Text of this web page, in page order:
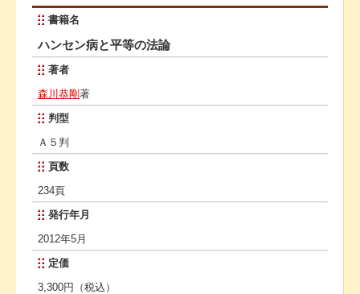
書籍名
ハンセン病と平等の法論
著者
森川恭剛著
判型
Ａ５判
頁数
234頁
発行年月
2012年5月
定価
3,300円（税込）